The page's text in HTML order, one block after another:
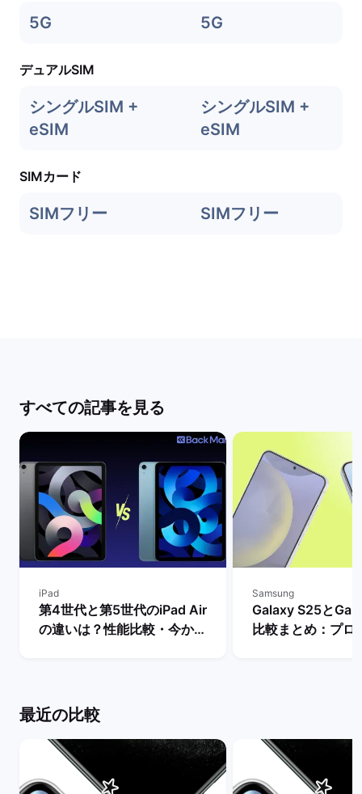
5G 5G
デュアルSIM
シングルSIM +
eSIM
シングルSIM +
eSIM
SIMカード
SIMフリー SIMフリー
すべての記事を見る
iPad
第4世代と第5世代のiPad Air
の違いは？性能比較・今から
Samsung
Galaxy S25と
比較まとめ：プロ
最近の比較